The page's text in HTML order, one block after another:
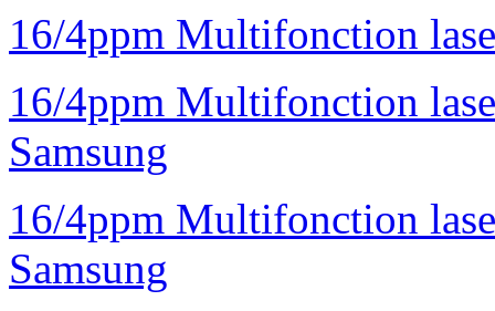
16/4ppm Multifonction
16/4ppm Multifonction
Samsung
16/4ppm Multifonction
Samsung